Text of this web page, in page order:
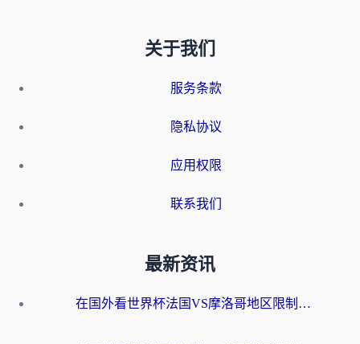
关于我们
服务条款
隐私协议
应用权限
联系我们
最新资讯
在国外看世界杯法国VS摩洛哥地区限制？这篇指南让你流畅看中文解说无压力